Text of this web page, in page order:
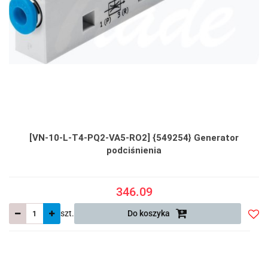
[VN-10-L-T4-PQ2-VA5-RO2] {549254} Generator
podciśnienia
346.09
szt. Do koszyka